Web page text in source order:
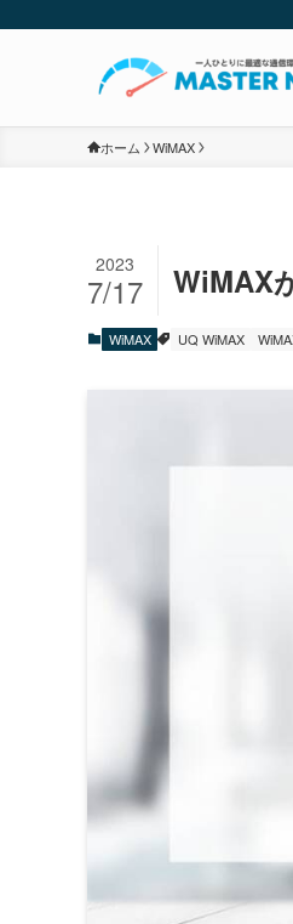
ホーム WiMAX
WiMAX
2023
7/17
WiMAX UQ WiMAX